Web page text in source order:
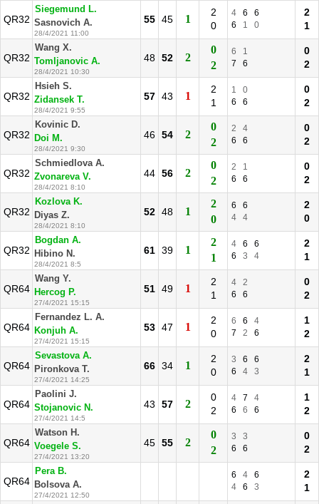
QR32
Siegemund L.
Sasnovich A.
28/4/2021 11:00
55 45 1
2
0
4 6
6
6
1 0
2
1
QR32
Wang X.
Tomljanovic A.
28/4/2021 10:30
48 52 2
0
2
6
1
7
6
0
2
QR32
Hsieh S.
Zidansek T.
28/4/2021 9:55
57 43 1
2
1
1
0
6
6
0
2
QR32
Kovinic D.
Doi M.
28/4/2021 9:30
46 54 2
0
2
2
4
6
6
0
2
QR32
Schmiedlova A.
Zvonareva V.
28/4/2021 8:10
44 56 2
0
2
2
1
6
6
0
2
QR32
Kozlova K.
Diyas Z.
28/4/2021 8:10
52 48 1
2
0
6
6
4
4
2
0
QR32
Bogdan A.
Hibino N.
28/4/2021 8:5
61 39 1
2
1
4 6
6
6
3 4
2
1
QR64
Wang Y.
Hercog P.
27/4/2021 15:15
51 49 1
2
1
4
2
6
6
0
2
QR64
Fernandez L. A.
Konjuh A.
27/4/2021 15:15
53 47 1
2
0
6 6
4
7
2 6
1
2
QR64
Sevastova A.
Pironkova T.
27/4/2021 14:25
66 34 1
2
0
3 6
6
6
4 3
2
1
QR64
Paolini J.
Stojanovic N.
27/4/2021 14:5
43 57 2
0
2
4 7
4
6
6 6
1
2
QR64
Watson H.
Voegele S.
27/4/2021 13:20
45 55 2
0
2
3
3
6
6
0
2
QR64
Pera B.
Bolsova A.
27/4/2021 12:50
6 4
6
4
6 3
2
1